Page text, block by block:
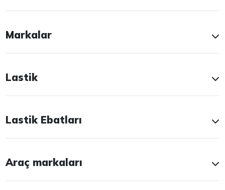
Markalar
Lastik
Lastik Ebatları
Araç markaları